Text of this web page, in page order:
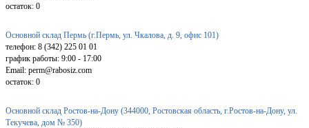
остаток: 0
Основной склад Пермь (г.Пермь, ул. Чкалова, д. 9, офис 101)
телефон: 8 (342) 225 01 01
график работы: 9:00 - 17:00
Email: perm@rabosiz.com
остаток: 0
Основной склад Ростов-на-Дону (344000, Ростовская область, г.Ростов-на-Дону, ул.
Текучева, дом № 350)